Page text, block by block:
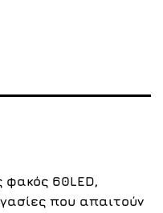
φακός 60LED,
που απαιτούν